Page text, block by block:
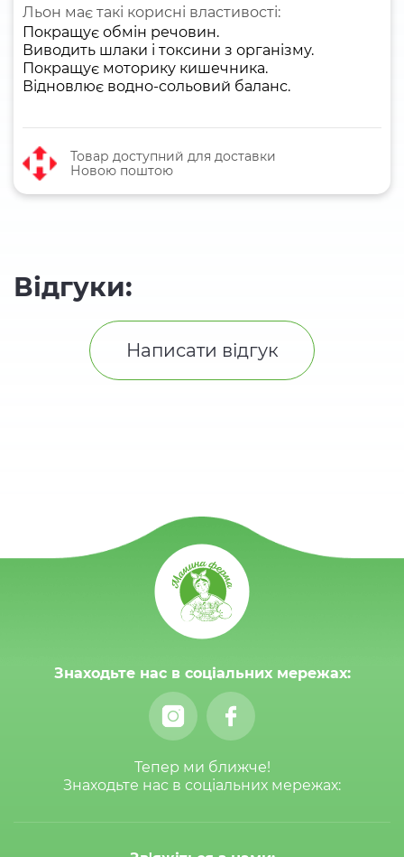
Льон має такі корисні властивості:
Покращує обмін речовин.
Виводить шлаки і токсини з організму.
Покращує моторику кишечника.
Відновлює водно-сольовий баланс.
Товар доступний для доставки
Новою поштою
Відгуки:
Написати відгук
Знаходьте нас в соціальних мережах:
Тепер ми ближче!
Знаходьте нас в соціальних мережах: